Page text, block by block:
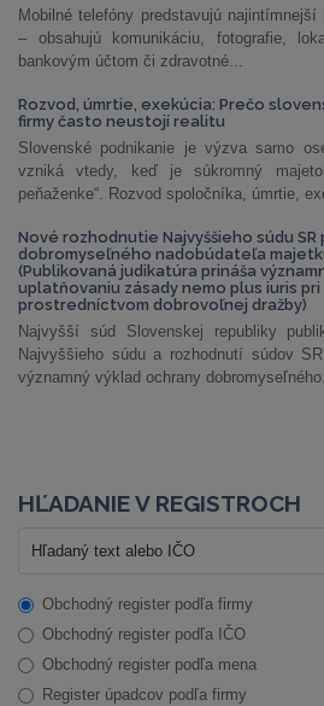
Mobilné telefóny predstavujú
– obsahujú komunikáciu, fotografie,
bankovým účtom či zdravotné...
Rozvod, úmrtie, exekúcia: Prečo
firmy často neustojí realitu
Slovenské podnikanie je výzva samo
vzniká vtedy, keď je súkromný
peňaženke“. Rozvod spoločníka, úmrtie,
Nové rozhodnutie Najvyššieho súdu
dobromyseľného nadobúdateľa
(Publikovaná judikatúra prináša
uplatňovaniu zásady nemo plus iuris
prostredníctvom dobrovoľnej dražby)
Najvyšší súd Slovenskej republiky
Najvyššieho súdu a rozhodnutí súdov
významný výklad ochrany
HĽADANIE V REGISTROCH
Obchodný register podľa firmy
Obchodný register podľa IČO
Obchodný register podľa mena
Register úpadcov podľa firmy